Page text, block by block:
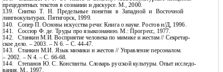
прецедентных текстов в сознании и дискурсе. М., 2000.
139.
Снитко Т. Н. Предельные понятия в Западной и Восточной
лингвокультурах. Пятигорск, 1999.
140.
Сопер П. Основы искусства речи: Книга о науке. Ростов н/Д, 1996.
141.
Соссюр Ф. де. Труды про языкознанию. М.: Прогресс, 1977.
142.
Станкин М.И. Восприятие человека по мимике и жестам // Секретар-
ское дело. – 2003. – N 6. – С. 44-47.
143.
Станкин М.И. Язык мимики и жестов // Управление персоналом.
– 2002. – N 4. – С. 66-68.
144.
Степанов Ю. С. Константы. Словарь русской культуры. Опыт исследо-
вания. М., 1997.